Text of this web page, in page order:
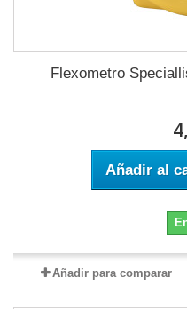
Flexometro
Añadir al
Añadir para comparar